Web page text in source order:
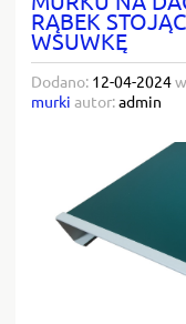
RĄBEK
WSUWKĘ
Dodano: 12-04-2024
murki autor:admin